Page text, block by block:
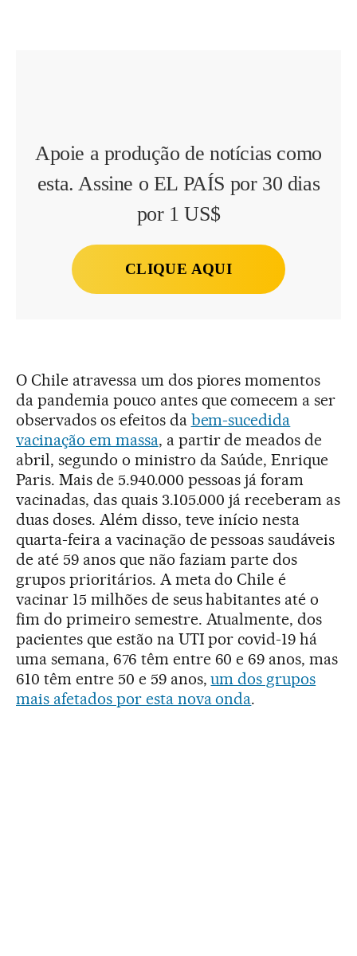
Apoie a produção de notícias como
esta. Assine o EL PAÍS por 30 dias
por 1 US$
CLIQUE AQUI
O Chile atravessa um dos piores momentos
da pandemia pouco antes que comecem a ser
observados os efeitos da bem-sucedida
vacinação em massa, a partir de meados de
abril, segundo o ministro da Saúde, Enrique
Paris. Mais de 5.940.000 pessoas já foram
vacinadas, das quais 3.105.000 já receberam as
duas doses. Além disso, teve início nesta
quarta-feira a vacinação de pessoas saudáveis
de até 59 anos que não faziam parte dos
grupos prioritários. A meta do Chile é
vacinar 15 milhões de seus habitantes até o
fim do primeiro semestre. Atualmente, dos
pacientes que estão na UTI por covid-19 há
uma semana, 676 têm entre 60 e 69 anos, mas
610 têm entre 50 e 59 anos,um dos grupos
mais afetados por esta nova onda.